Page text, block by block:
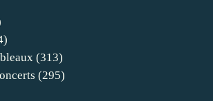
(313)
(295)